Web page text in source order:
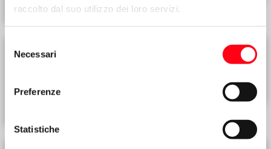
raccolto dal suo utilizzo dei loro servizi.
delNecessari
Preferenze
Statistiche
tutti gli aggiornamenti